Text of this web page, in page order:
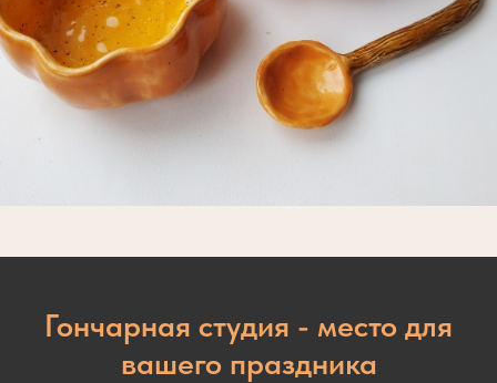
Гончарная студия - место для
вашего праздника